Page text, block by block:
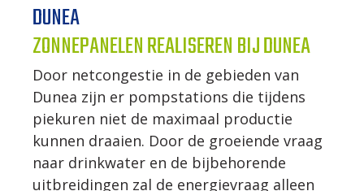
DUNEA
ZONNEPANELEN REALISEREN BIJ DUNEA
Door netcongestie in de gebieden van
Dunea zijn er pompstations die tijdens
piekuren niet de maximaal productie
kunnen draaien. Door de groeiende vraag
naar drinkwater en de bijbehorende
uitbreidingen zal de energievraag alleen